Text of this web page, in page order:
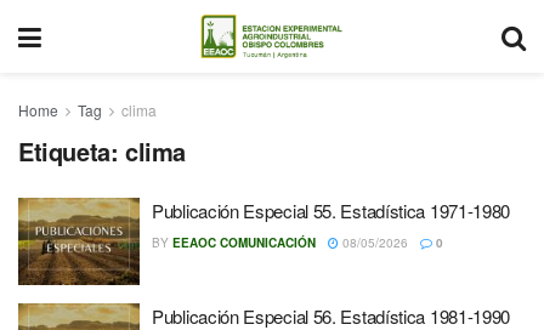
Home Tag clima
Etiqueta: clima
Publicación Especial 55. Estadística 1971-1980
BY EEAOC COMUNICACIÓN 08/05/2026 0
Publicación Especial 56. Estadística 1981-1990